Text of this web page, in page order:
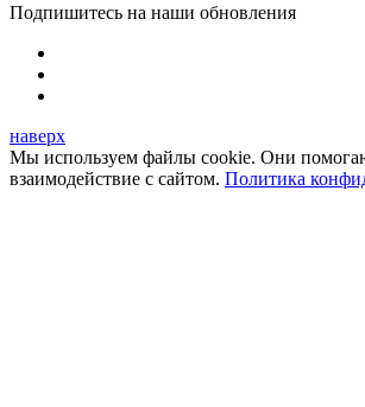
Подпишитесь на наши обновления
наверх
Мы используем файлы cookie. Они
взаимодействие с сайтом. Политика